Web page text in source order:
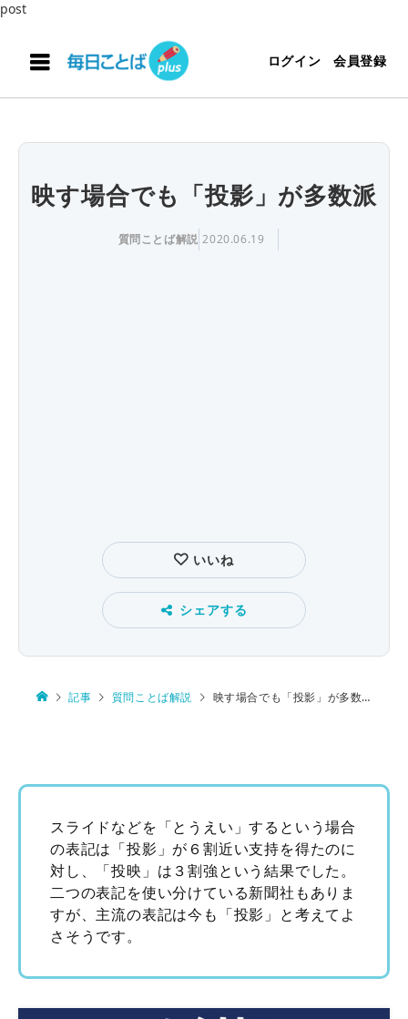
post
ログイン 会員登録
映す場合でも「投影」が多数派
質問ことば解説 2020.06.19
いいね
シェアする
記事 質問ことば解説 映す場合でも「投影」が多数派
スライドなどを「とうえい」するという場合
の表記は「投影」が６割近い支持を得たのに
対し、「投映」は３割強という結果でした。
二つの表記を使い分けている新聞社もありま
すが、主流の表記は今も「投影」と考えてよ
さそうです。